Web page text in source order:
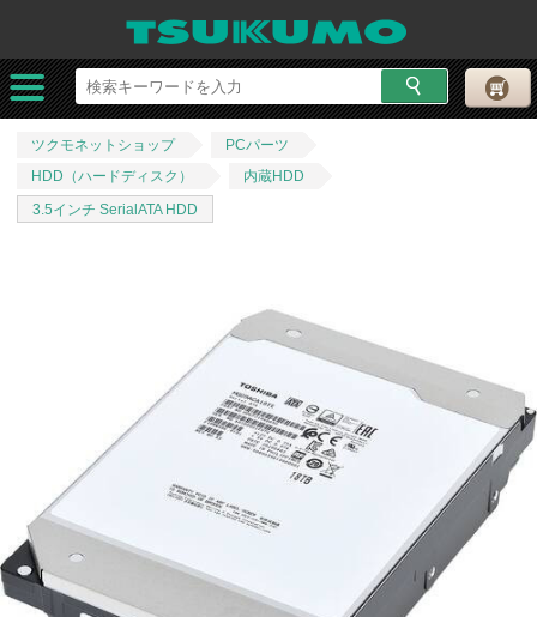
ツクモネットショップ
PCパーツ
HDD（ハードディスク）
内蔵HDD
3.5インチ SerialATA HDD